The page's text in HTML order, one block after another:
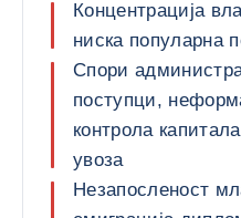
Концентрација
ниска популарна
Спори
поступци,
контрола
увоза
Незапосленост